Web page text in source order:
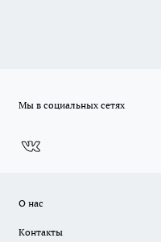
Мы в социальных сетях
О нас
Контакты